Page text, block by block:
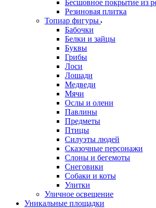
Бесшовное покрытие из
Резиновая плитка
Топиар фигуры
Бабочки
Белки и зайцы
Буквы
Грибы
Лоси
Лошади
Медведи
Мячи
Ослы и олени
Павлины
Предметы
Птицы
Силуэты людей
Сказочные персонажи
Слоны и бегемоты
Снеговики
Собаки и коты
Улитки
Уличное освещение
Уникальные площадки